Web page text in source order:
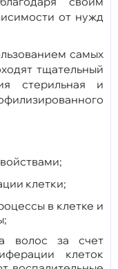
от нужд
самых
тщательный
стерильная и
клетки;
в клетке и
волос за счет
клеток